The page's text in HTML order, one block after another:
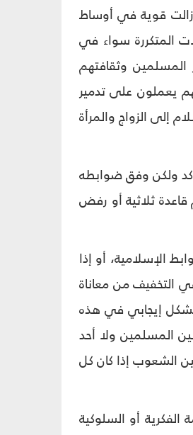
زالت قوية في أوساط
المتكررة سواء في
المسلمين وثقافتهم
يعملون على تدمير
إلى الزواج والمرأة
ولكن وفق ضوابطه
قاعدة ثلاثية أو رفض
الإسلامية، أو إذا
التخفيف من معاناة
بشكل إيجابي في هذه
بين المسلمين ولا أحد
الشعوب إذا كان كل
أو السلوكية